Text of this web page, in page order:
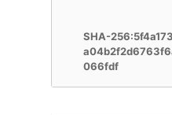
SHA-
066fdf